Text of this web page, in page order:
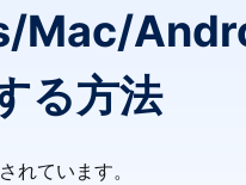
Mac/
る方法
れています。